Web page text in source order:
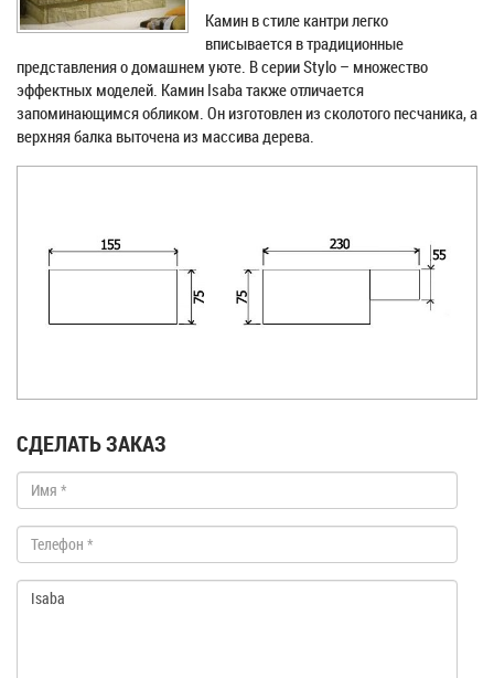
Камин в стиле кантри легко
вписывается в традиционные
представления о домашнем уюте. В серии Stylo – множество
эффектных моделей. Камин Isaba также отличается
запоминающимся обликом. Он изготовлен из сколотого песчаника, а
верхняя балка выточена из массива дерева.
СДЕЛАТЬ ЗАКАЗ